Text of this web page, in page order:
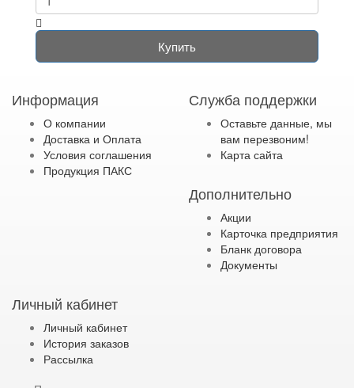
Купить
Информация
О компании
Доставка и Оплата
Условия соглашения
Продукция ПАКС
Служба поддержки
Оставьте данные, мы
вам перезвоним!
Карта сайта
Дополнительно
Акции
Карточка предприятия
Бланк договора
Документы
Личный кабинет
Личный кабинет
История заказов
Рассылка